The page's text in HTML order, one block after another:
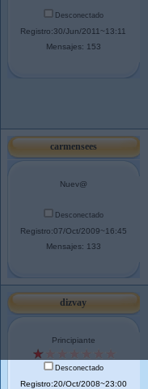
Desconectado
Registro:30/Jun/2011~13:11
Mensajes: 153
carmensees
Nuev@
Desconectado
Registro:07/Oct/2009~16:45
Mensajes: 133
dizvay
Principiante
Desconectado
Registro:20/Oct/2008~23:00